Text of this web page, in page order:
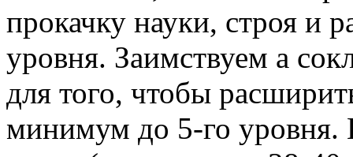
прокачку науки, строя и
уровня. Заимствуем а
для того, чтобы
минимум до 5-го уровня.